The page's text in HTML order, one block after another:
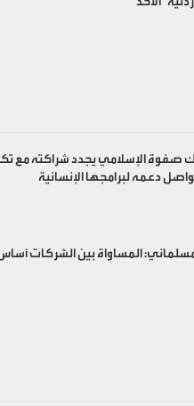
صفوة الإسلامي يجدد شراكته مع
دعمه لبرامجها الإنسانية
المساواة بين الشركات أساس